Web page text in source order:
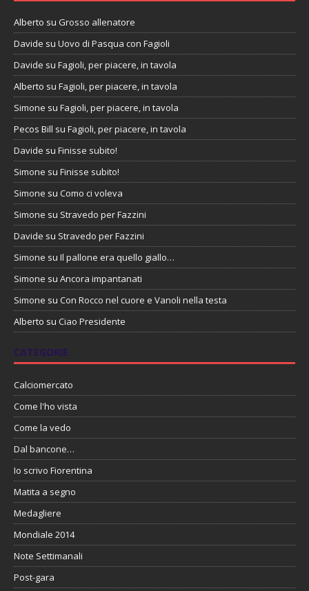
Alberto su Grosso allenatore
Davide su Uovo di Pasqua con Fagioli
Davide su Fagioli, per piacere, in tavola
Alberto su Fagioli, per piacere, in tavola
Simone su Fagioli, per piacere, in tavola
Pecos Bill su Fagioli, per piacere, in tavola
Davide su Finisse subito!
Simone su Finisse subito!
Simone su Como ci voleva
Simone su Stravedo per Fazzini
Davide su Stravedo per Fazzini
Simone su Il pallone era quello giallo…
Simone su Ancora impantanati
Simone su Con Rocco nel cuore e Vanoli nella testa
Alberto su Ciao Presidente
CATEGORIE
Calciomercato
Come l'ho vista
Come la vedo
Dal bancone…
Io scrivo Fiorentina
Matita a segno
Medagliere
Mondiale 2014
Note Settimanali
Post-gara